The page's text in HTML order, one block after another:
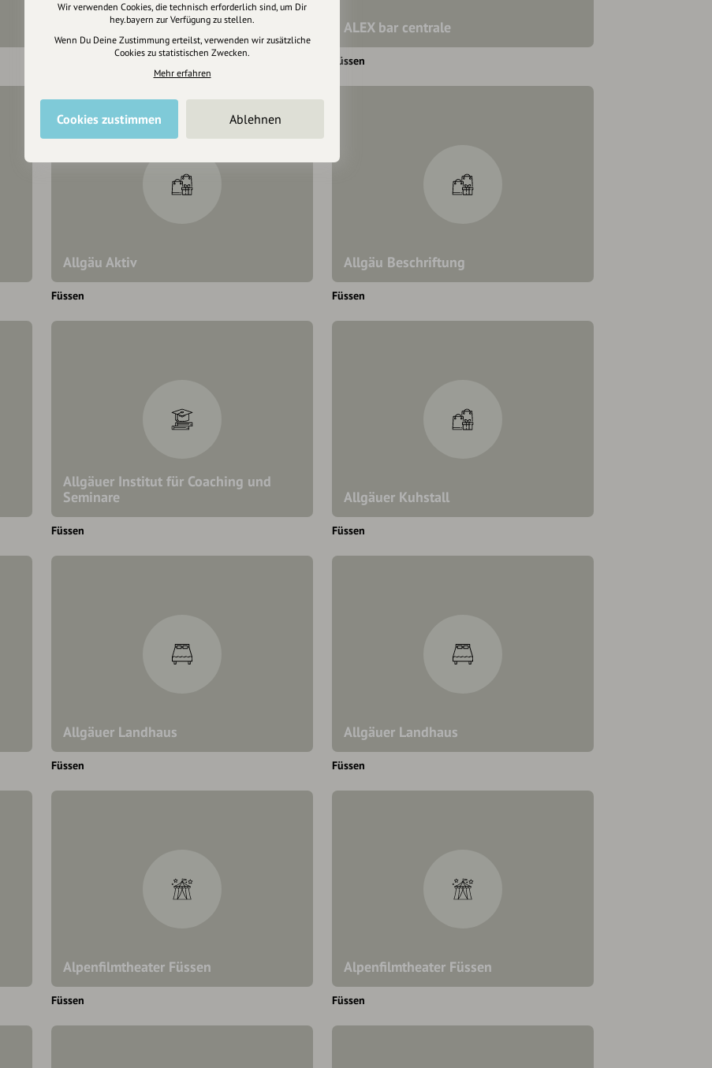
Aldi Supermarkt ALEX bar centrale
Füssen
Allgäu Aktiv
Füssen
Allgäu Beschriftung
Füssen
Allgäuer Institut für Coaching und
Seminare
Füssen
Allgäuer Kuhstall
Füssen
Allgäuer Landhaus
Füssen
Allgäuer Landhaus
Füssen
Alpenfilmtheater Füssen
Füssen
Alpenfilmtheater Füssen
Füssen
Wir verwenden Cookies, die technisch erforderlich sind, um Dir
hey.bayern zur Verfügung zu stellen.
Wenn Du Deine Zustimmung erteilst, verwenden wir zusätzliche
Cookies zu statistischen Zwecken.
Mehr erfahren
Cookies zustimmen Ablehnen